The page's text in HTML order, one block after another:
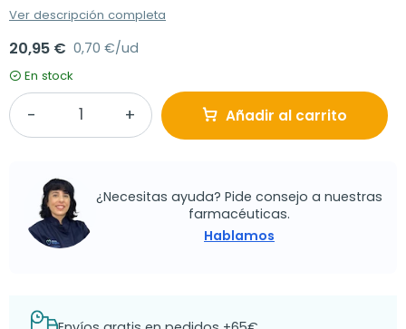
Ver descripción completa
20,95 € 0,70 €/ud
En stock
Añadir al carrito
¿Necesitas ayuda? Pide consejo a nuestras
farmacéuticas.
Hablamos